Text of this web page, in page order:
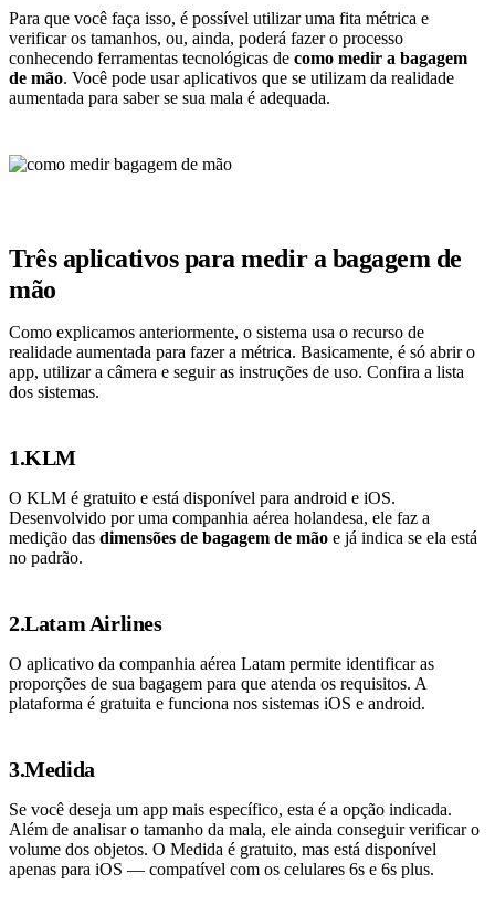
Para que você faça isso, é possível utilizar uma fita métrica e
verificar os tamanhos, ou, ainda, poderá fazer o processo
conhecendo ferramentas tecnológicas de como medir a bagagem
de mão. Você pode usar aplicativos que se utilizam da realidade
aumentada para saber se sua mala é adequada.
Três aplicativos para medir a bagagem de
mão
Como explicamos anteriormente, o sistema usa o recurso de
realidade aumentada para fazer a métrica. Basicamente, é só abrir o
app, utilizar a câmera e seguir as instruções de uso. Confira a lista
dos sistemas.
1.KLM
O KLM é gratuito e está disponível para android e iOS.
Desenvolvido por uma companhia aérea holandesa, ele faz a
medição das dimensões de bagagem de mão e já indica se ela está
no padrão.
2.Latam Airlines
O aplicativo da companhia aérea Latam permite identificar as
proporções de sua bagagem para que atenda os requisitos. A
plataforma é gratuita e funciona nos sistemas iOS e android.
3.Medida
Se você deseja um app mais específico, esta é a opção indicada.
Além de analisar o tamanho da mala, ele ainda conseguir verificar o
volume dos objetos. O Medida é gratuito, mas está disponível
apenas para iOS — compatível com os celulares 6s e 6s plus.